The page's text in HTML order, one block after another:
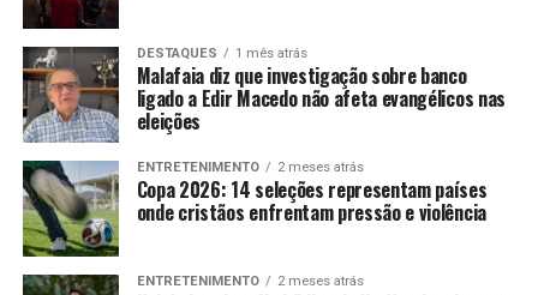
DESTAQUES 1 mês atrás
Malafaia diz que investigação sobre banco
ligado a Edir Macedo não afeta evangélicos nas
eleições
ENTRETENIMENTO 2 meses atrás
Copa 2026: 14 seleções representam países
onde cristãos enfrentam pressão e violência
ENTRETENIMENTO 2 meses atrás